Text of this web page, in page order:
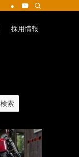
採用情報
検索